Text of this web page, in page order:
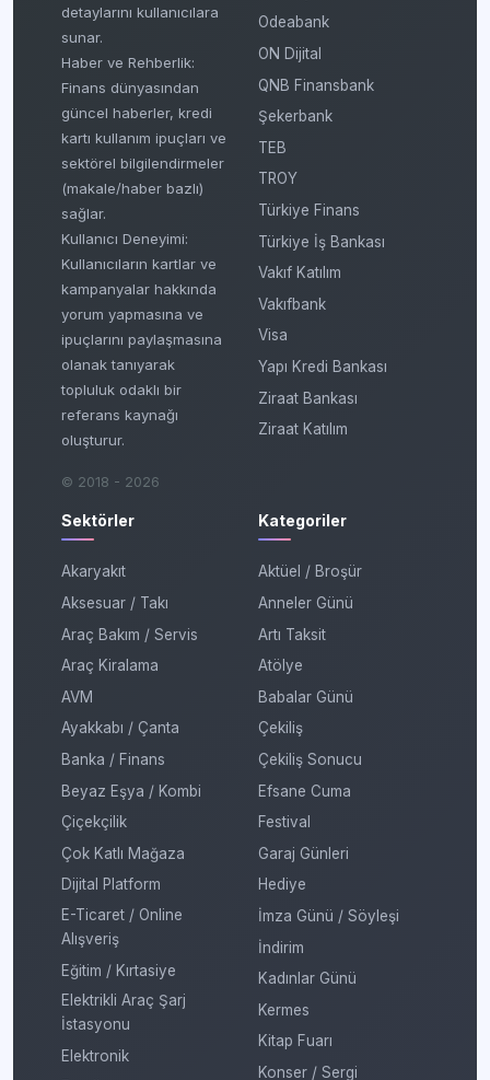
detaylarını kullanıcılara
sunar.
Haber ve Rehberlik:
Finans dünyasından
güncel haberler, kredi
kartı kullanım ipuçları ve
sektörel bilgilendirmeler
(makale/haber bazlı)
sağlar.
Kullanıcı Deneyimi:
Kullanıcıların kartlar ve
kampanyalar hakkında
yorum yapmasına ve
ipuçlarını paylaşmasına
olanak tanıyarak
topluluk odaklı bir
referans kaynağı
oluşturur.
© 2018 - 2026
Odeabank
ON Dijital
QNB Finansbank
Şekerbank
TEB
TROY
Türkiye Finans
Türkiye İş Bankası
Vakıf Katılım
Vakıfbank
Visa
Yapı Kredi Bankası
Ziraat Bankası
Ziraat Katılım
Sektörler
Akaryakıt
Aksesuar / Takı
Araç Bakım / Servis
Araç Kiralama
AVM
Ayakkabı / Çanta
Banka / Finans
Beyaz Eşya / Kombi
Çiçekçilik
Çok Katlı Mağaza
Dijital Platform
E-Ticaret / Online
Alışveriş
Eğitim / Kırtasiye
Elektrikli Araç Şarj
İstasyonu
Elektronik
Kategoriler
Aktüel / Broşür
Anneler Günü
Artı Taksit
Atölye
Babalar Günü
Çekiliş
Çekiliş Sonucu
Efsane Cuma
Festival
Garaj Günleri
Hediye
İmza Günü / Söyleşi
İndirim
Kadınlar Günü
Kermes
Kitap Fuarı
Konser / Sergi